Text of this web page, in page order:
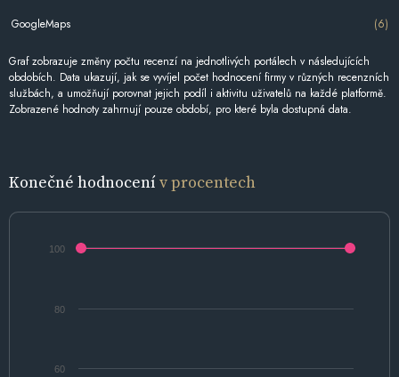
GoogleMaps (6)
Graf zobrazuje změny počtu recenzí na jednotlivých portálech v následujících
obdobích. Data ukazují, jak se vyvíjel počet hodnocení firmy v různých recenzních
službách, a umožňují porovnat jejich podíl i aktivitu uživatelů na každé platformě.
Zobrazené hodnoty zahrnují pouze období, pro které byla dostupná data.
Konečné hodnocenív procentech
60
80
100